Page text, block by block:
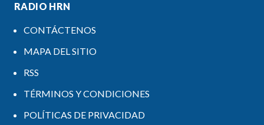
RADIO HRN
CONTÁCTENOS
MAPA DEL SITIO
RSS
TÉRMINOS Y CONDICIONES
POLÍTICAS DE PRIVACIDAD